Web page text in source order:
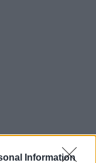
Information